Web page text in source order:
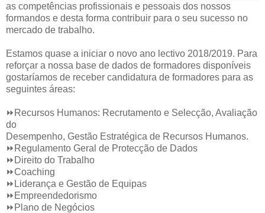
as competências profissionais e pessoais dos nossos
formandos e desta forma contribuir para o seu sucesso no
mercado de trabalho.
Estamos quase a iniciar o novo ano lectivo 2018/2019. Para
reforçar a nossa base de dados de formadores disponíveis
gostaríamos de receber candidatura de formadores para as
seguintes áreas:
⏩Recursos Humanos: Recrutamento e Selecção, Avaliação
do
Desempenho, Gestão Estratégica de Recursos Humanos.
⏩Regulamento Geral de Protecção de Dados
⏩Direito do Trabalho
⏩Coaching
⏩Liderança e Gestão de Equipas
⏩Empreendedorismo
⏩Plano de Negócios